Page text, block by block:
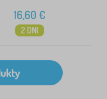
16,60 €
2 DNI